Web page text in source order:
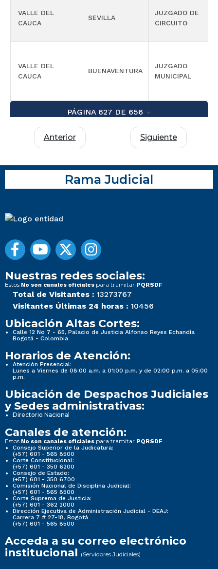
VALLE DEL
CAUCA
SEVILLA
JUZGADO DE
CIRCUITO
VALLE DEL
CAUCA
BUENAVENTURA
JUZGADO
MUNICIPAL
PÁGINA 627 DE 656
Anterior Siguiente
Rama Judicial
Nuestras redes sociales:
Estos No son canales oficiales para tramitar PQRSDF
Total de Visitantes : 13273767
Visitantes Últimas 24 horas : 10456
Ubicación Altas Cortes:
Calle 12 No 7 - 65, Palacio de Justicia Alfonso Reyes Echandía
Bogotá - Colombia
Horarios de Atención:
Atención Presencial:
Lunes a Viernes de 08:00 a.m. a 01:00 p.m. y de 02:00 p.m. a 05:00
p.m.
Ubicación de Despachos Judiciales
y Sedes administrativas:
Directorio Nacional
Canales de atención:
Estos No son canales oficiales para tramitar PQRSDF
Consejo Superior de la Judicatura:
(+57) 601 - 565 8500
Corte Constitucional:
(+57) 601 - 350 6200
Consejo de Estado:
(+57) 601 - 350 6700
Comisión Nacional de Disciplina Judicial:
(+57) 601 - 565 8500
Corte Suprema de Justicia:
(+57) 601 - 362 2000
Dirección Ejecutiva de Administración Judicial - DEAJ:
Carrera 7 # 27-18, Bogotá
(+57) 601 - 565 8500
Acceda a su correo electrónico
institucional (Servidores Judiciales)